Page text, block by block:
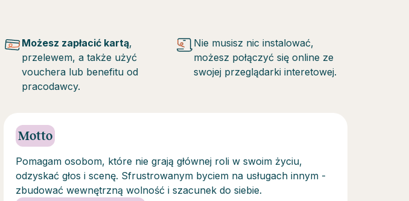
Możesz zapłacić kartą,
przelewem, a także użyć
vouchera lub benefitu od
pracodawcy.
Nie musisz nic instalować,
możesz połączyć się online ze
swojej przeglądarki interetowej.
Motto
Pomagam osobom, które nie grają głównej roli w swoim życiu,
odzyskać głos i scenę. Sfrustrowanym byciem na usługach innym -
zbudować wewnętrzną wolność i szacunek do siebie.